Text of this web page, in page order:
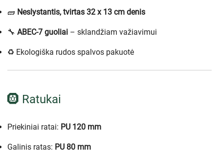
🧱 Neslystantis, tvirtas 32 x 13 cm denis
🔧 ABEC-7 guoliai – sklandžiam važiavimui
♻️ Ekologiška rudos spalvos pakuotė
🛞 Ratukai
Priekiniai ratai: PU 120 mm
Galinis ratas: PU 80 mm